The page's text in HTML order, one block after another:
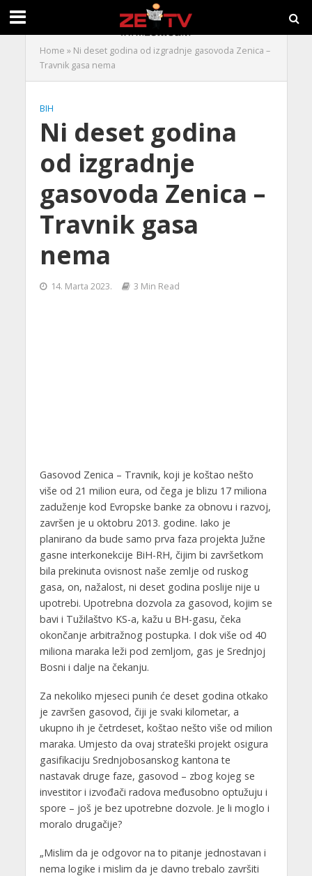
Home » Ni deset godina od izgradnje gasovoda Zenica –
Travnik gasa nema
BIH
Ni deset godina
od izgradnje
gasovoda Zenica –
Travnik gasa
nema
14. Marta 2023. 3 Min Read
Gasovod Zenica – Travnik, koji je koštao nešto
više od 21 milion eura, od čega je blizu 17 miliona
zaduženje kod Evropske banke za obnovu i razvoj,
završen je u oktobru 2013. godine. Iako je
planirano da bude samo prva faza projekta Južne
gasne interkonekcije BiH-RH, čijim bi završetkom
bila prekinuta ovisnost naše zemlje od ruskog
gasa, on, nažalost, ni deset godina poslije nije u
upotrebi. Upotrebna dozvola za gasovod, kojim se
bavi i Tužilaštvo KS-a, kažu u BH-gasu, čeka
okončanje arbitražnog postupka. I dok više od 40
miliona maraka leži pod zemljom, gas je Srednjoj
Bosni i dalje na čekanju.
Za nekoliko mjeseci punih će deset godina otkako
je završen gasovod, čiji je svaki kilometar, a
ukupno ih je četrdeset, koštao nešto više od milion
maraka. Umjesto da ovaj strateški projekt osigura
gasifikaciju Srednjobosanskog kantona te
nastavak druge faze, gasovod – zbog kojeg se
investitor i izvođači radova međusobno optužuju i
spore – još je bez upotrebne dozvole. Je li moglo i
moralo drugačije?
„Mislim da je odgovor na to pitanje jednostavan i
nema logike i mislim da je davno trebalo završiti